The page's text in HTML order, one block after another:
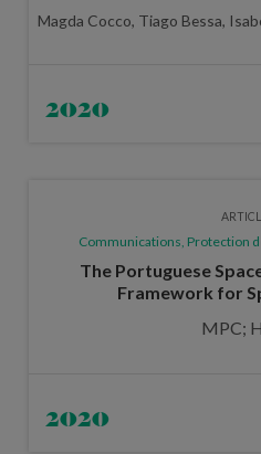
Magda Cocco, Tiago Bessa,
2020
Communications, Protection
The Portuguese
Framework for
MPC;
2020